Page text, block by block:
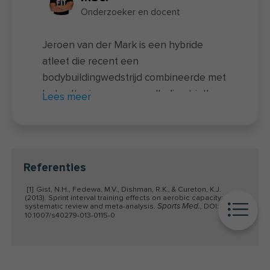
Onderzoeker en docent
Jeroen van der Mark is een hybride
atleet die recent een
bodybuildingwedstrijd combineerde met
het voltooien van een volledige triatlon
onderzoeker bij FIT.nl. Hij rondde zowel
een universitaire opleiding als een
coachingsopleiding af. In de afgelopen
Lees meer
Referenties
[1] Gist, N.H., Fedewa, M.V., Dishman, R.K., & Cureton, K.J.
(2013). Sprint interval training effects on aerobic capacity: a
systematic review and meta-analysis.Sports Med. , DOI:
10.1007/s40279-013-0115-0